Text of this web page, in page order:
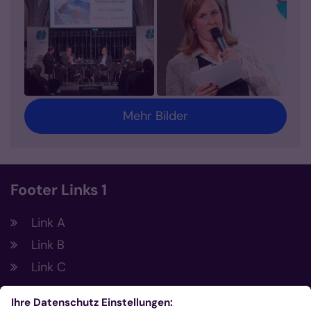
Mehr Bilder
Footer Links 1
Link A
Link B
Link C
Footer Links 2